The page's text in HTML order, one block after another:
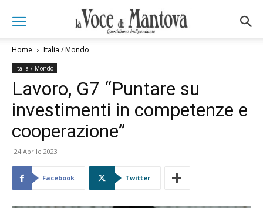
Home Italia / Mondo
Italia / Mondo
Lavoro, G7 “Puntare su
investimenti in competenze e
cooperazione”
24 Aprile 2023
Facebook Twitter